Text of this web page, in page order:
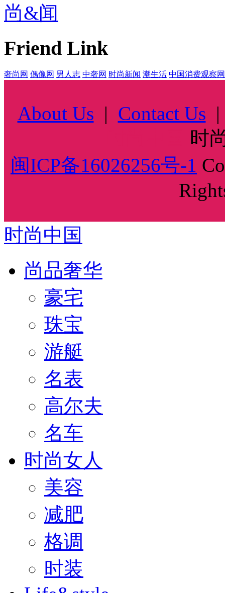
尚&闻
Friend Link
奢尚网 偶像网 男人志 中奢网 时尚新闻 潮生活 中国消费观察网
About Us | Contact Us
时
闽ICP备16026256号-1
时尚中国
尚品奢华
豪宅
珠宝
游艇
名表
高尔夫
名车
时尚女人
美容
减肥
格调
时装